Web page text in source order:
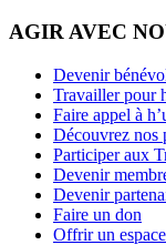
AGIR AVEC
Devenir
Travailler pour
Faire appel à
Découvrez nos
Participer aux
Devenir
Devenir
Faire un don
Offrir un